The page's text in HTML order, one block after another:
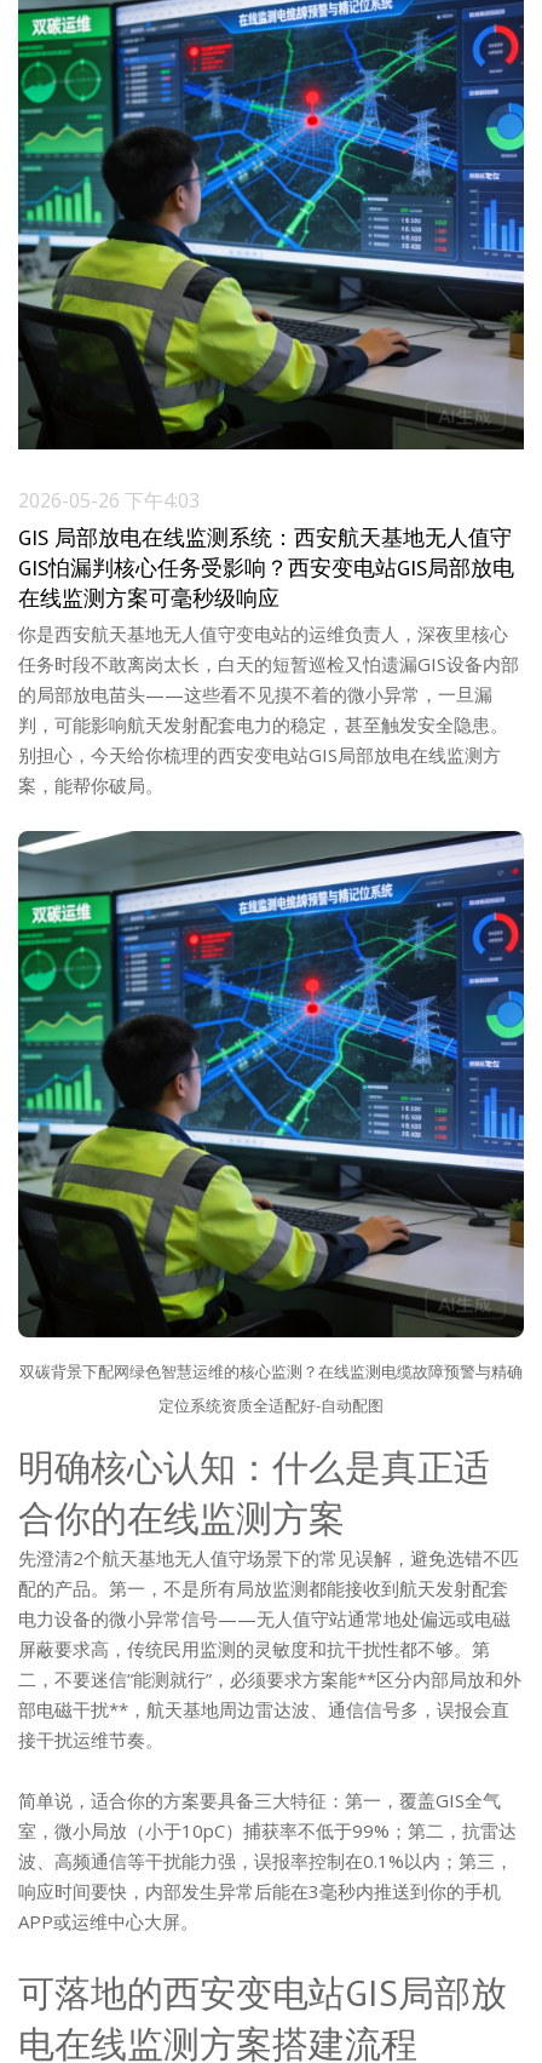
2026-05-26 下午4:03
GIS 局部放电在线监测系统：西安航天基地无人值守
GIS怕漏判核心任务受影响？西安变电站GIS局部放电
在线监测方案可毫秒级响应
你是西安航天基地无人值守变电站的运维负责人，深夜里核心
任务时段不敢离岗太长，白天的短暂巡检又怕遗漏GIS设备内部
的局部放电苗头——这些看不见摸不着的微小异常，一旦漏
判，可能影响航天发射配套电力的稳定，甚至触发安全隐患。
别担心，今天给你梳理的西安变电站GIS局部放电在线监测方
案，能帮你破局。
双碳背景下配网绿色智慧运维的核心监测？在线监测电缆故障预警与精确
定位系统资质全适配好-自动配图
明确核心认知：什么是真正适
合你的在线监测方案
先澄清2个航天基地无人值守场景下的常见误解，避免选错不匹
配的产品。第一，不是所有局放监测都能接收到航天发射配套
电力设备的微小异常信号——无人值守站通常地处偏远或电磁
屏蔽要求高，传统民用监测的灵敏度和抗干扰性都不够。第
二，不要迷信“能测就行”，必须要求方案能**区分内部局放和外
部电磁干扰**，航天基地周边雷达波、通信信号多，误报会直
接干扰运维节奏。
简单说，适合你的方案要具备三大特征：第一，覆盖GIS全气
室，微小局放（小于10pC）捕获率不低于99%；第二，抗雷达
波、高频通信等干扰能力强，误报率控制在0.1%以内；第三，
响应时间要快，内部发生异常后能在3毫秒内推送到你的手机
APP或运维中心大屏。
可落地的西安变电站GIS局部放
电在线监测方案搭建流程